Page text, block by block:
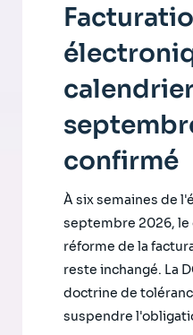
confirmé
À six semaines de
septembre 2026, le
réforme de la
reste inchangé. La
doctrine de
suspendre